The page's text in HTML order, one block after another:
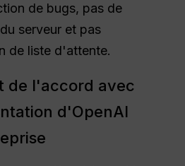
de bugs, pas de
serveur et pas
de liste d'attente.
de l'accord avec
d'OpenAI